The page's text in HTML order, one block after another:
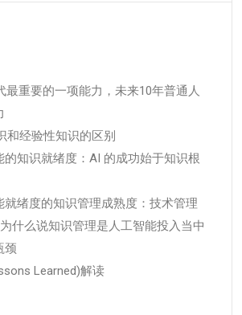
最重要的一项能力，未来10年普通人
和经验性知识的区别
的知识就绪度：AI 的成功始于知识根
就绪度的知识管理成熟度：技术管理
什么说知识管理是人工智能投入当中
颈
Learned)解读